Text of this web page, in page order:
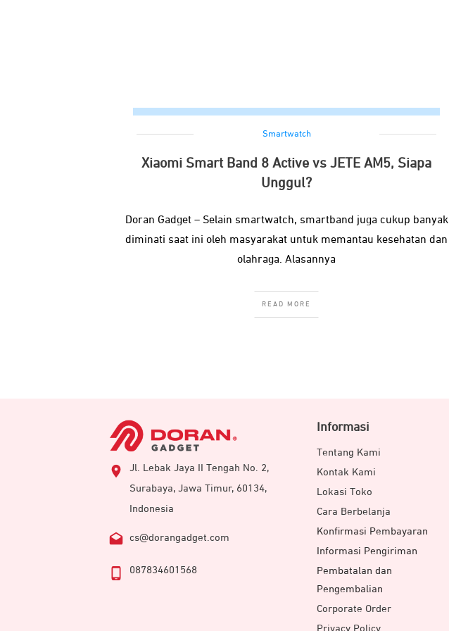
Smartwatch
Xiaomi Smart Band 8 Active vs JETE AM5, Siapa
Unggul?
Doran Gadget – Selain smartwatch, smartband juga cukup banyak
diminati saat ini oleh masyarakat untuk memantau kesehatan dan
olahraga. Alasannya
READ MORE
Jl. Lebak Jaya II Tengah No. 2,
Surabaya, Jawa Timur, 60134,
Indonesia
cs@dorangadget.com
087834601568
Informasi
Tentang Kami
Kontak Kami
Lokasi Toko
Cara Berbelanja
Konfirmasi Pembayaran
Informasi Pengiriman
Pembatalan dan
Pengembalian
Corporate Order
Privacy Policy